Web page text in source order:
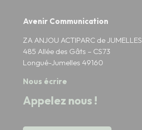
Avenir Communication
ZA ANJOU ACTIPARC de JUMELLES
485 Allée des Gâts – CS73
Longué-Jumelles 49160
Nous écrire
Appelez nous !